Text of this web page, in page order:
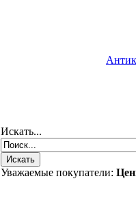
Искать...
Уважаемые покупатели: